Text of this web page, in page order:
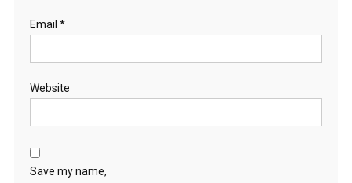
Email *
Website
Save my name,